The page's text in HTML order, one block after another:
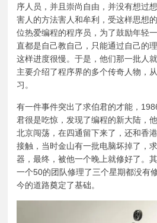
序人员，并且崇尚自由，并没有想过
害人的方法害人和牟利，受这样思想
位热爱编程的程序员，为了鼓励年轻
直都是自己教自己，只能通过自己的
这样进度很慢。于是，他们那一批人
主要介绍了程序界的多个传奇人物，
习。
有一件事件突出了求伯君的才能，
君很是吃惊，发现了编程的新大陆，
北京闯荡，在四通留下来了，还和香
接触，当时金山有一批电脑坏掉了，
器，最终，被他一个晚上就修好了。
一个50的团队修理了三个星期都没有
今的道路奠定了基础。